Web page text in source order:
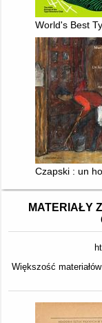
World's Best
Czapski : un
MATERIAŁY
Większość